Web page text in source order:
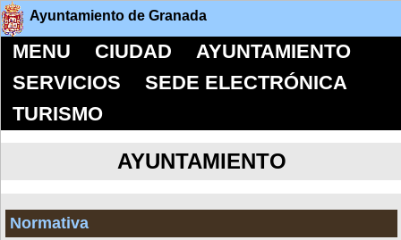
Ayuntamiento de Granada
MENU CIUDAD
AYUNTAMIENTO
SERVICIOS
SEDE ELECTRÓNICA
TURISMO
AYUNTAMIENTO
Normativa